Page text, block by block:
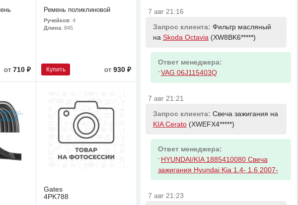
от710 ₽
Ремень поликлиновой
Ручейков: 4
Длина: 845
Купить от 930 ₽
Gates
4PK788
7 авг 21:16
Запрос клиента: Фильтр масляный
на Skoda Octavia (XW8BK6*****)
Ответ менеджера:
- VAG 06J115403Q
7 авг 21:21
Запрос клиента: Свеча зажигания на
KIA Cerato(XWEFX4*****)
Ответ менеджера:
- HYUNDAI/KIA 1885410080 Свеча
зажигания Hyundai Kia 1.4- 1.6 2007-
7 авг 21:23